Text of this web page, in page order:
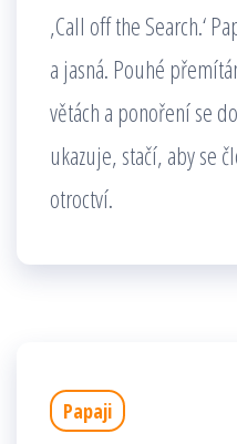
‚Call off the Search.‘
a jasná. Pouhé
větách a ponoření se
ukazuje, stačí, aby se
otroctví.
Papaji